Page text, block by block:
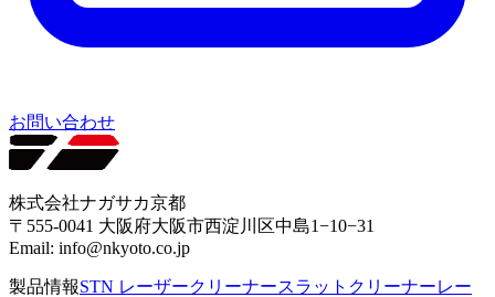
お問い合わせ
株式会社ナガサカ京都
〒555-0041 大阪府大阪市西淀川区中島1−10−31
Email: info@nkyoto.co.jp
製品情報STN レーザークリーナースラットクリーナーレー